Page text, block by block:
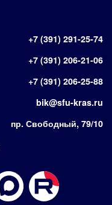
+7 (391) 291-25-74
+7 (391) 206-21-06
+7 (391) 206-25-88
bik@sfu-kras.ru
пр. Свободный, 79/10